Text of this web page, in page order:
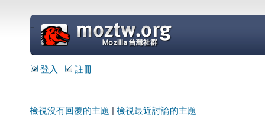
=
登入 註冊
檢視沒有回覆的主題 檢視最近討論的主題